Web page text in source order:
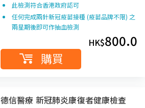
此檢測符合香港政府認可
任何完成兩針新冠疫苗接種 (疫苗品牌不限) 之
兩星期後即可作抽血檢測
HK$800.0
購買
德信醫療 新冠肺炎康復者健康檢查